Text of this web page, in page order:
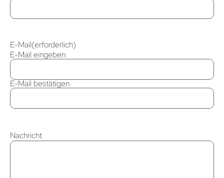
E-Mail(erforderlich)
E-Mail eingeben
E-Mail bestätigen
Nachricht